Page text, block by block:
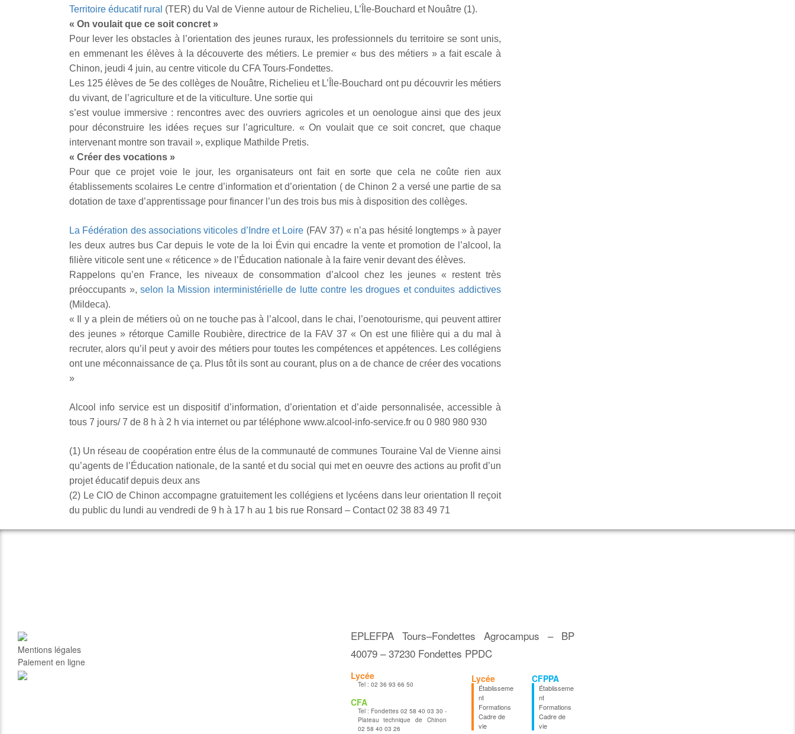
Territoire éducatif rural (TER) du Val de Vienne autour de Richelieu, L’Île-Bouchard et Nouâtre (1).
« On voulait que ce soit concret »
Pour lever les obstacles à l’orientation des jeunes ruraux, les professionnels du territoire se sont unis,
en emmenant les élèves à la découverte des métiers. Le premier « bus des métiers » a fait escale à
Chinon, jeudi 4 juin, au centre viticole du CFA Tours-Fondettes.
Les 125 élèves de 5e des collèges de Nouâtre, Richelieu et L’Île-Bouchard ont pu découvrir les métiers
du vivant, de l’agriculture et de la viticulture. Une sortie qui
s’est voulue immersive : rencontres avec des ouvriers agricoles et un oenologue ainsi que des jeux
pour déconstruire les idées reçues sur l’agriculture. « On voulait que ce soit concret, que chaque
intervenant montre son travail », explique Mathilde Pretis.
« Créer des vocations »
Pour que ce projet voie le jour, les organisateurs ont fait en sorte que cela ne coûte rien aux
établissements scolaires Le centre d’information et d’orientation ( de Chinon 2 a versé une partie de sa
dotation de taxe d’apprentissage pour financer l’un des trois bus mis à disposition des collèges.
La Fédération des associations viticoles d’Indre et Loire (FAV 37) « n’a pas hésité longtemps » à payer
les deux autres bus Car depuis le vote de la loi Évin qui encadre la vente et promotion de l’alcool, la
filière viticole sent une « réticence » de l’Éducation nationale à la faire venir devant des élèves.
Rappelons qu’en France, les niveaux de consommation d’alcool chez les jeunes « restent très
préoccupants »,selon la Mission interministérielle de lutte contre les drogues et conduites addictives
(Mildeca).
« Il y a plein de métiers où on ne touche pas à l’alcool, dans le chai, l’oenotourisme, qui peuvent attirer
des jeunes » rétorque Camille Roubière, directrice de la FAV 37 « On est une filière qui a du mal à
recruter, alors qu’il peut y avoir des métiers pour toutes les compétences et appétences. Les collégiens
ont une méconnaissance de ça. Plus tôt ils sont au courant, plus on a de chance de créer des vocations
»
Alcool info service est un dispositif d’information, d’orientation et d’aide personnalisée, accessible à
tous 7 jours/ 7 de 8 h à 2 h via internet ou par téléphone www.alcool-info-service.fr ou 0 980 980 930
(1) Un réseau de coopération entre élus de la communauté de communes Touraine Val de Vienne ainsi
qu’agents de l’Éducation nationale, de la santé et du social qui met en oeuvre des actions au profit d’un
projet éducatif depuis deux ans
(2) Le CIO de Chinon accompagne gratuitement les collégiens et lycéens dans leur orientation Il reçoit
du public du lundi au vendredi de 9 h à 17 h au 1 bis rue Ronsard – Contact 02 38 83 49 71
Mentions légales
Paiement en ligne
EPLEFPA Tours–Fondettes Agrocampus – BP
40079 – 37230 Fondettes PPDC
Lycée
Tel : 02 36 93 66 50
CFA
Tel : Fondettes 02 58 40 03 30 -
Plateau technique de Chinon
02 58 40 03 26
Lycée
Établisseme
nt
Formations
Cadre de
vie
CFPPA
Établisseme
nt
Formations
Cadre de
vie